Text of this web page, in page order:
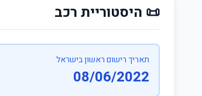
📜 היסטוריית רכב
תאריך רישום ראשון בישראל
08/06/2022